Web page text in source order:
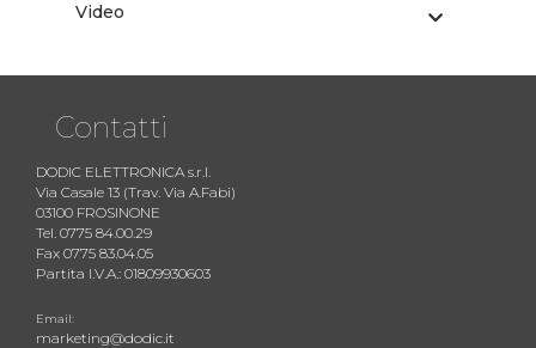
Video
Contatti
DODIC ELETTRONICA s.r.l.
Via Casale 13 (Trav. Via A.Fabi)
03100 FROSINONE
Tel. 0775 84.00.29
Fax 0775 83.04.05
Partita I.V.A.: 01809930603
Email:
marketing@dodic.it